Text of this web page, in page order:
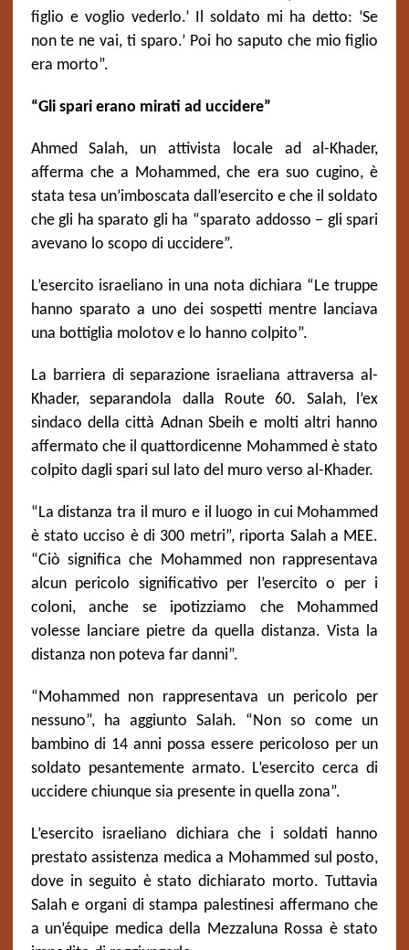
figlio e voglio vederlo.’ Il soldato mi ha detto: ‘Se
non te ne vai, ti sparo.’ Poi ho saputo che mio figlio
era morto”.
“Gli spari erano mirati ad uccidere”
Ahmed Salah, un attivista locale ad al-Khader,
afferma che a Mohammed, che era suo cugino, è
stata tesa un’imboscata dall’esercito e che il soldato
che gli ha sparato gli ha “sparato addosso – gli spari
avevano lo scopo di uccidere”.
L’esercito israeliano in una nota dichiara “Le truppe
hanno sparato a uno dei sospetti mentre lanciava
una bottiglia molotov e lo hanno colpito”.
La barriera di separazione israeliana attraversa al-
Khader, separandola dalla Route 60. Salah, l’ex
sindaco della città Adnan Sbeih e molti altri hanno
affermato che il quattordicenne Mohammed è stato
colpito dagli spari sul lato del muro verso al-Khader.
“La distanza tra il muro e il luogo in cui Mohammed
è stato ucciso è di 300 metri”, riporta Salah a MEE.
“Ciò significa che Mohammed non rappresentava
alcun pericolo significativo per l’esercito o per i
coloni, anche se ipotizziamo che Mohammed
volesse lanciare pietre da quella distanza. Vista la
distanza non poteva far danni”.
“Mohammed non rappresentava un pericolo per
nessuno”, ha aggiunto Salah. “Non so come un
bambino di 14 anni possa essere pericoloso per un
soldato pesantemente armato. L’esercito cerca di
uccidere chiunque sia presente in quella zona”.
L’esercito israeliano dichiara che i soldati hanno
prestato assistenza medica a Mohammed sul posto,
dove in seguito è stato dichiarato morto. Tuttavia
Salah e organi di stampa palestinesi affermano che
a un’équipe medica della Mezzaluna Rossa è stato